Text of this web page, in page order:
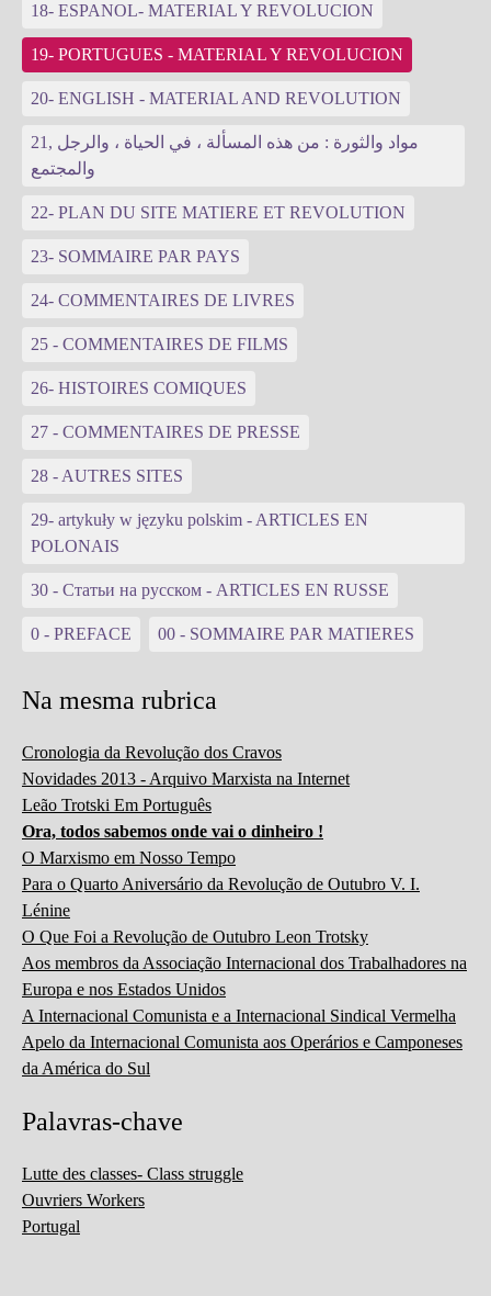
18- ESPANOL- MATERIAL Y REVOLUCION
19- PORTUGUES - MATERIAL Y REVOLUCION
20- ENGLISH - MATERIAL AND REVOLUTION
21, مواد والثورة : من هذه المسألة ، في الحياة ، والرجل
والمجتمع
22- PLAN DU SITE MATIERE ET REVOLUTION
23- SOMMAIRE PAR PAYS
24- COMMENTAIRES DE LIVRES
25 - COMMENTAIRES DE FILMS
26- HISTOIRES COMIQUES
27 - COMMENTAIRES DE PRESSE
28 - AUTRES SITES
29- artykuły w języku polskim - ARTICLES EN
POLONAIS
30 - Статьи на русском - ARTICLES EN RUSSE
0 - PREFACE 00 - SOMMAIRE PAR MATIERES
Na mesma rubrica
Cronologia da Revolução dos Cravos
Novidades 2013 - Arquivo Marxista na Internet
Leão Trotski Em Português
Ora, todos sabemos onde vai o dinheiro !
O Marxismo em Nosso Tempo
Para o Quarto Aniversário da Revolução de Outubro V. I.
Lénine
O Que Foi a Revolução de Outubro Leon Trotsky
Aos membros da Associação Internacional dos Trabalhadores na
Europa e nos Estados Unidos
A Internacional Comunista e a Internacional Sindical Vermelha
Apelo da Internacional Comunista aos Operários e Camponeses
da América do Sul
Palavras-chave
Lutte des classes- Class struggle
Ouvriers Workers
Portugal